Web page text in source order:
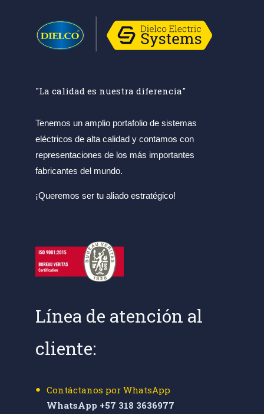
"La calidad es nuestra diferencia"
Tenemos un amplio portafolio de sistemas
eléctricos de alta calidad y contamos con
representaciones de los más importantes
fabricantes del mundo.
¡Queremos ser tu aliado estratégico!
Línea de atención al
cliente:
Contáctanos por WhatsApp
WhatsApp +57 318 3636977